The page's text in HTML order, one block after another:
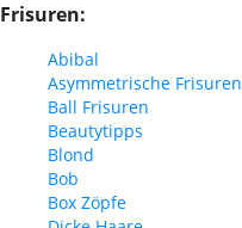
Frisuren:
Abibal
Asymmetrische Frisuren
Ball Frisuren
Beautytipps
Blond
Bob
Box Zöpfe